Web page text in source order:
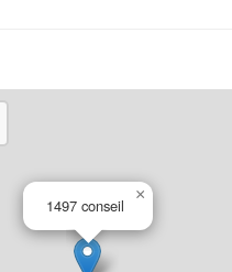
1497 conseil
×